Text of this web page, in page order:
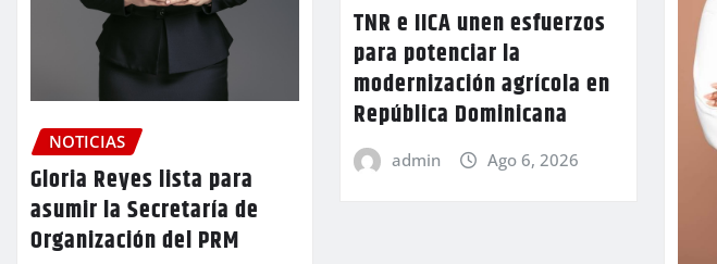
NOTICIAS
Gloria Reyes lista para
asumir la Secretaría de
Organización del PRM
TNR e IICA unen esfuerzos
para potenciar la
modernización agrícola en
República Dominicana
admin Ago 6, 2026